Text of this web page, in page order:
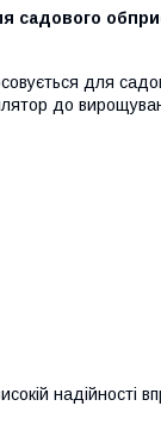
садового
для
до
надійності